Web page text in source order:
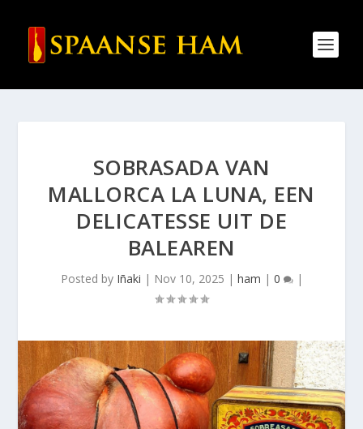
SOBRASADA VAN
MALLORCA LA LUNA, EEN
DELICATESSE UIT DE
BALEAREN
Posted by Iñaki | Nov 10, 2025 | ham | 0 |